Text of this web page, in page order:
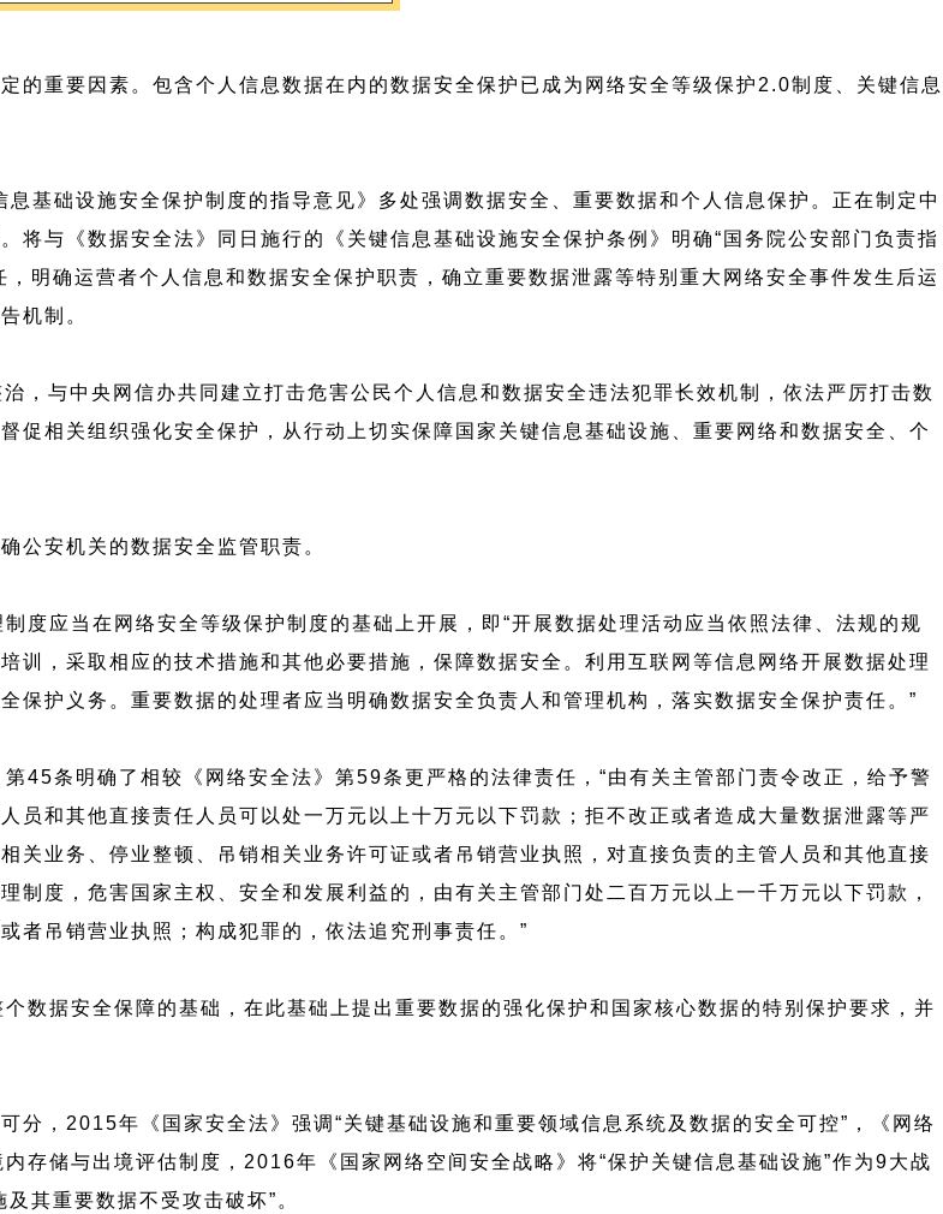
的重要因素。包含个人信息数据在内的数据安全保护已成为网络安全等级保护2.0制度、关键信息
基础设施安全保护制度的指导意见》多处强调数据安全、重要数据和个人信息保护。正在制定中
将与《数据安全法》同日施行的《关键信息基础设施安全保护条例》明确“国务院公安部门负责指
明确运营者个人信息和数据安全保护职责，确立重要数据泄露等特别重大网络安全事件发生后运
机制。
，与中央网信办共同建立打击危害公民个人信息和数据安全违法犯罪长效机制，依法严厉打击数
促相关组织强化安全保护，从行动上切实保障国家关键信息基础设施、重要网络和数据安全、个
公安机关的数据安全监管职责。
度应当在网络安全等级保护制度的基础上开展，即“开展数据处理活动应当依照法律、法规的规
训，采取相应的技术措施和其他必要措施，保障数据安全。利用互联网等信息网络开展数据处理
保护义务。重要数据的处理者应当明确数据安全负责人和管理机构，落实数据安全保护责任。”
45条明确了相较《网络安全法》第59条更严格的法律责任，“由有关主管部门责令改正，给予警
员和其他直接责任人员可以处一万元以上十万元以下罚款；拒不改正或者造成大量数据泄露等严
关业务、停业整顿、吊销相关业务许可证或者吊销营业执照，对直接负责的主管人员和其他直接
制度，危害国家主权、安全和发展利益的，由有关主管部门处二百万元以上一千万元以下罚款，
者吊销营业执照；构成犯罪的，依法追究刑事责任。”
数据安全保障的基础，在此基础上提出重要数据的强化保护和国家核心数据的特别保护要求，并
分，2015年《国家安全法》强调“关键基础设施和重要领域信息系统及数据的安全可控”，《网络
存储与出境评估制度，2016年《国家网络空间安全战略》将“保护关键信息基础设施”作为9大战
其重要数据不受攻击破坏”。